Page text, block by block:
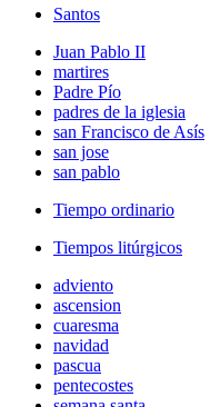
Santos
Juan Pablo II
martires
Padre Pío
padres de la iglesia
san Francisco de Asís
san jose
san pablo
Tiempo ordinario
Tiempos litúrgicos
adviento
ascension
cuaresma
navidad
pascua
pentecostes